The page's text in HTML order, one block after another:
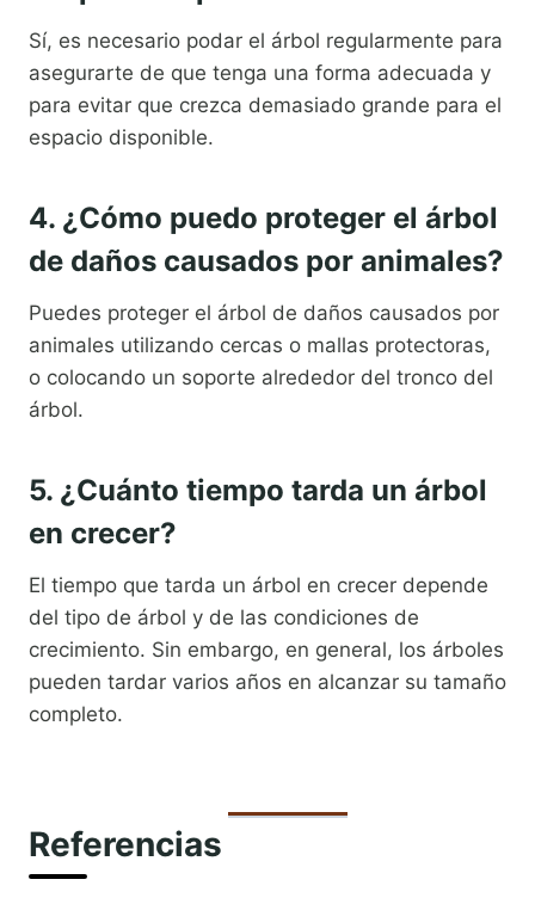
Sí, es necesario podar el árbol regularmente para
asegurarte de que tenga una forma adecuada y
para evitar que crezca demasiado grande para el
espacio disponible.
4. ¿Cómo puedo proteger el árbol
de daños causados por animales?
Puedes proteger el árbol de daños causados por
animales utilizando cercas o mallas protectoras,
o colocando un soporte alrededor del tronco del
árbol.
5. ¿Cuánto tiempo tarda un árbol
en crecer?
El tiempo que tarda un árbol en crecer depende
del tipo de árbol y de las condiciones de
crecimiento. Sin embargo, en general, los árboles
pueden tardar varios años en alcanzar su tamaño
completo.
Referencias